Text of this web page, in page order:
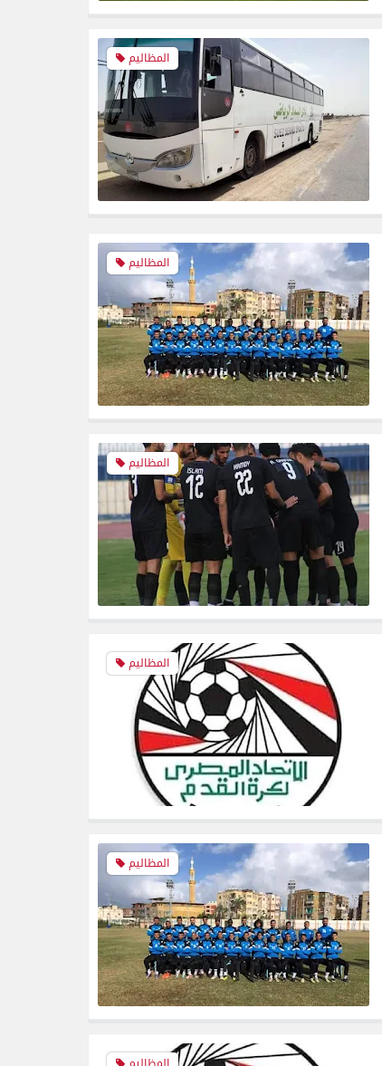
المظاليم
المظاليم
المظاليم
المظاليم
المظاليم